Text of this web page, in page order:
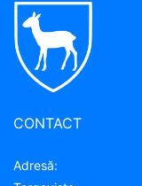
CONTACT
Adresă: